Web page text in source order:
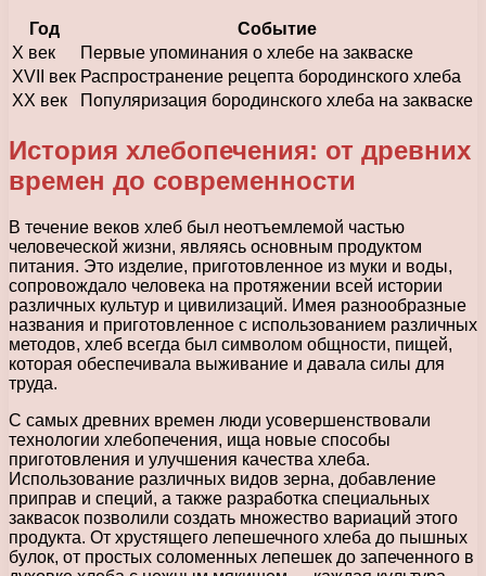
Год
Событие
X век
Первые упоминания о хлебе на закваске
XVII век Распространение рецепта бородинского хлеба
XX век
Популяризация бородинского хлеба на закваске
История хлебопечения: от древних
времен до современности
В течение веков хлеб был неотъемлемой частью
человеческой жизни, являясь основным продуктом
питания. Это изделие, приготовленное из муки и воды,
сопровождало человека на протяжении всей истории
различных культур и цивилизаций. Имея разнообразные
названия и приготовленное с использованием различных
методов, хлеб всегда был символом общности, пищей,
которая обеспечивала выживание и давала силы для
труда.
С самых древних времен люди усовершенствовали
технологии хлебопечения, ища новые способы
приготовления и улучшения качества хлеба.
Использование различных видов зерна, добавление
приправ и специй, а также разработка специальных
заквасок позволили создать множество вариаций этого
продукта. От хрустящего лепешечного хлеба до пышных
булок, от простых соломенных лепешек до запеченного в